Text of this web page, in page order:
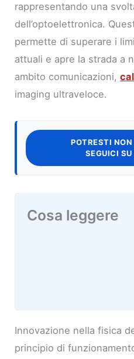
rappresentando una
dell’optoelettronica.
permette di superare i
attuali e apre la strada a
ambito comunicazioni,
imaging ultraveloce.
POTRESTI NON
SEGUICI
Cosa leggere
Innovazione nella fisica
principio di